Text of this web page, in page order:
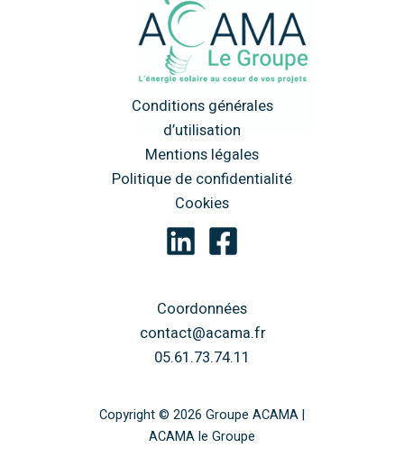
Conditions générales
d’utilisation
Mentions légales
Politique de confidentialité
Cookies
Coordonnées
contact@acama.fr
05.61.73.74.11
Copyright © 2026 Groupe ACAMA |
ACAMA le Groupe